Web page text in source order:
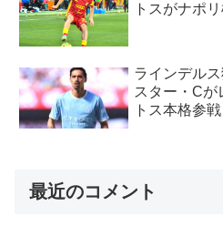
トスがナポ
ラインデル
スター・Cが
トス本格参戦
最近のコメント